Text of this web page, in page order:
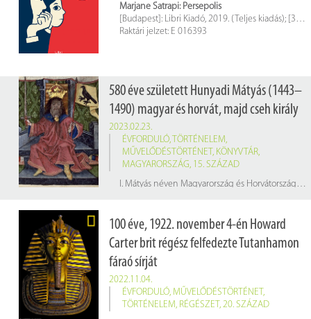
Marjane Satrapi: Persepolis
[Budapest]: Libri Kiadó, 2019. (Teljes kiadás); [350] p.
Raktári jelzet: E 016393
580 éve született Hunyadi Mátyás (1443–
1490) magyar és horvát, majd cseh király
2023.02.23.
ÉVFORDULÓ,TÖRTÉNELEM,
MŰVELŐDÉSTÖRTÉNET, KÖNYVTÁR,
MAGYARORSZÁG, 15. SZÁZAD
I. Mátyás néven Magyarország és Horvátország királya 1458-tól, cseh király 1469-től, Ausztria uralkodó főhercege 1486-tól haláláig. Közkeletűen Corvin Mátyás vagy Igazságos Mátyás néven is ismert. Hivatalos latin nyelvű uralkodói nevén Mathias Rex.
100 éve, 1922. november 4-én Howard
Carter brit régész felfedezte Tutanhamon
fáraó sírját
2022.11.04.
ÉVFORDULÓ, MŰVELŐDÉSTÖRTÉNET,
TÖRTÉNELEM, RÉGÉSZET, 20. SZÁZAD